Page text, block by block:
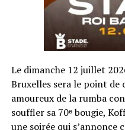
Le dimanche 12 juillet
Bruxelles sera le point de
amoureux de la rumba
souffler sa 70ᵉ bougie,
une soirée qui s’annonce